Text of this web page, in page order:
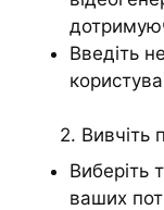
Введіть
2. Вивчіть
Виберіть
ваших